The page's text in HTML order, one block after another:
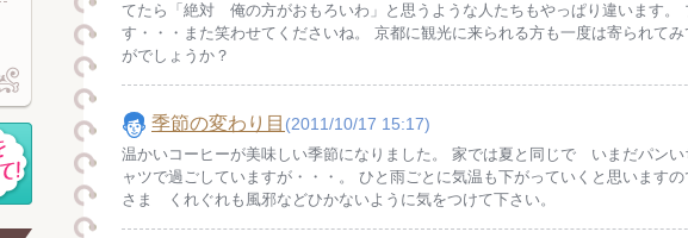
てたら「絶対 俺の方がおもろいわ」と思うような人たちもやっぱり違います。
す・・・また笑わせてくださいね。 京都に観光に来られる方も一度は寄られて
がでしょうか？
季節の変わり目 (2011/10/17 15:17)
温かいコーヒーが美味しい季節になりました。 家では夏と同じで いまだパンい
ャツで過ごしていますが・・・。 ひと雨ごとに気温も下がっていくと思います
さま くれぐれも風邪などひかないように気をつけて下さい。